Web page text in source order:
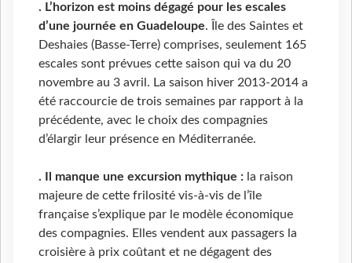
. L’horizon est moins dégagé pour les escales
d’une journée en Guadeloupe. Île des Saintes et
Deshaies (Basse-Terre) comprises, seulement 165
escales sont prévues cette saison qui va du 20
novembre au 3 avril. La saison hiver 2013-2014 a
été raccourcie de trois semaines par rapport à la
précédente, avec le choix des compagnies
d’élargir leur présence en Méditerranée.
. Il manque une excursion mythique : la raison
majeure de cette frilosité vis-à-vis de l’île
française s’explique par le modèle économique
des compagnies. Elles vendent aux passagers la
croisière à prix coûtant et ne dégagent des